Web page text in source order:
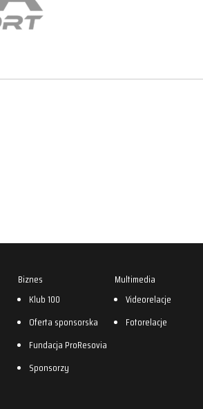
Biznes
Klub 100
Oferta sponsorska
Fundacja ProResovia
Sponsorzy
Multimedia
Videorelacje
Fotorelacje